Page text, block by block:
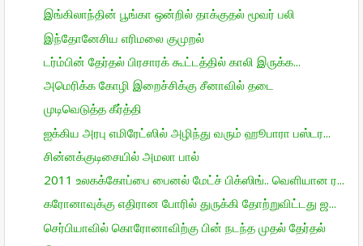
இங்கிலாந்தின் பூங்கா ஒன்றில் தாக்குதல் மூவர் பலி
இந்தோனேசிய எரிமலை குமுறல்
டர்ம்பின் தேர்தல் பிரசாரக் கூட்டத்தில் காலி இருக்க...
அமெரிக்க கோழி இறைச்சிக்கு சீனாவில் தடை
முடிவெடுத்த கீர்த்தி
ஐக்கிய அரபு எமிரேட்ஸில் அழிந்து வரும் ஹூபாரா பஸ்டர...
சின்னக்குடிசையில் அமலா பால்
2011 உலகக்கோப்பை பைனல் மேட்ச் பிக்ஸிங்.. வெளியான ர...
கரோனாவுக்கு எதிரான போரில் துருக்கி தோற்றுவிட்டது ஜ...
செர்பியாவில் கொரோனாவிற்கு பின் நடந்த முதல் தேர்தல்